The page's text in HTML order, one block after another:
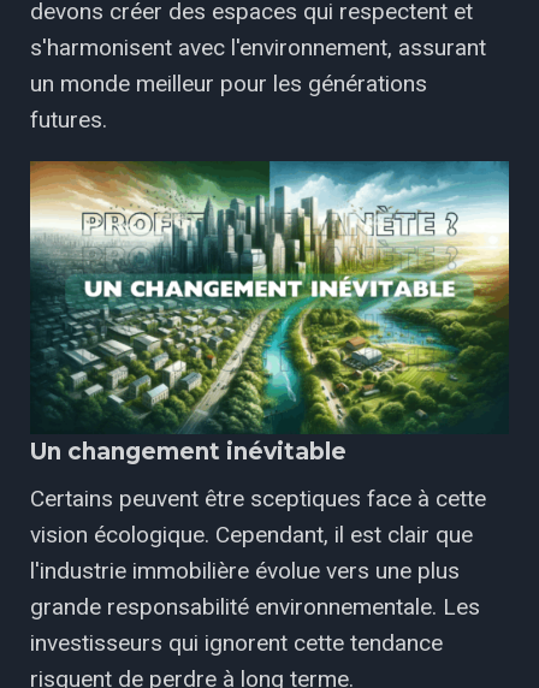
devons créer des espaces qui respectent et
s'harmonisent avec l'environnement, assurant
un monde meilleur pour les générations
futures.
Un changement inévitable
Certains peuvent être sceptiques face à cette
vision écologique. Cependant, il est clair que
l'industrie immobilière évolue vers une plus
grande responsabilité environnementale. Les
investisseurs qui ignorent cette tendance
risquent de perdre à long terme.